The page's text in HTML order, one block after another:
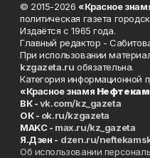
© 2015-2026 «Красное
политическая газета
Издаётся с 1965 года.
Главный редактор -
При использовании
kzgazeta.ru обязательна.
Категория информационной
«Красное знамя
ВК -vk.com/kz_gazeta
ОК - ok.ru/kzgazeta
MAKC - max.ru/kz_gazeta
Я.Дзен - dzen.ru/
Об использовании